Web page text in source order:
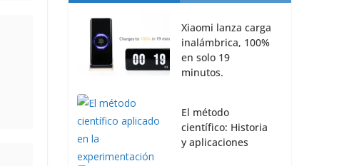
Xiaomi lanza carga
inalámbrica, 100%
en solo 19
minutos.
El método
científico: Historia
y aplicaciones